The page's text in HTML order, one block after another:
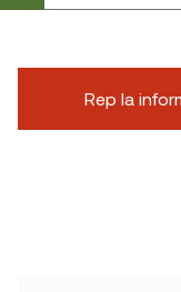
Rep la